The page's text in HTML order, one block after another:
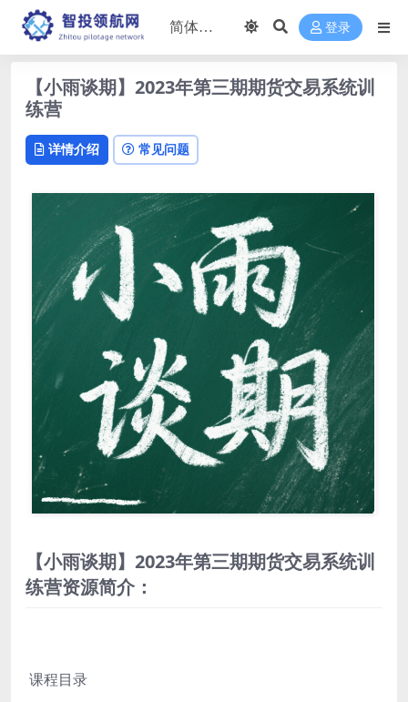
登录
【小雨谈期】2023年第三期期货交易系统训
练营
详情介绍 常见问题
【小雨谈期】2023年第三期期货交易系统训
练营资源简介：
课程目录